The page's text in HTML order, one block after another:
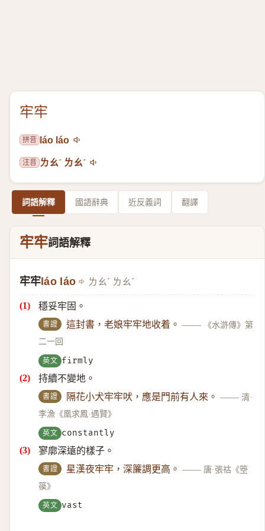
牢牢
拼音 láo láo
注音 ㄌㄠˊ ㄌㄠˊ
詞語解釋 國語辭典 近反義詞 翻譯
牢牢詞語解釋
牢牢 láo láo ㄌㄠˊ ㄌㄠˊ
穩妥牢固。
書證 這封書，老娘牢牢地收着。 ——
《水滸傳》第
二一回
英文 firmly
持續不變地。
書證 隔花小犬牢牢吠，應是門前有人來。 —— 清·
李漁《凰求鳳·遇賢》
英文 constantly
寥廓深遠的樣子。
書證 星漢夜牢牢，深簾調更高。 —— 唐·張祜《箜
篌》
英文 vast